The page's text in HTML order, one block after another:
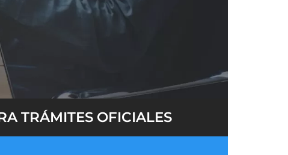
TRÁMITES OFICIALES